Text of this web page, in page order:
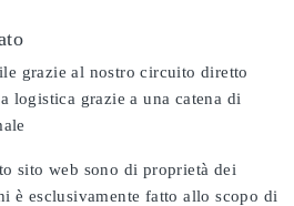
grazie al nostro circuito diretto
logistica grazie a una catena di
sito web sono di proprietà dei
è esclusivamente fatto allo scopo di